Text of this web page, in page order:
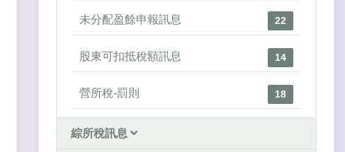
未分配盈餘申報訊息 22
股東可扣抵稅額訊息 14
營所稅-罰則 18
綜所稅訊息